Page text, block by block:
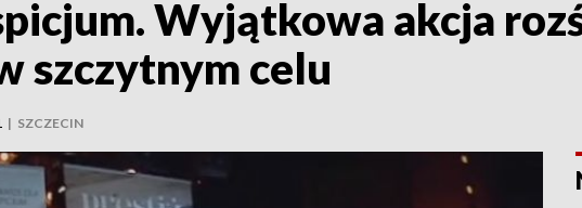
Wyjątkowa akcja
szczytnym celu
| SZCZECIN